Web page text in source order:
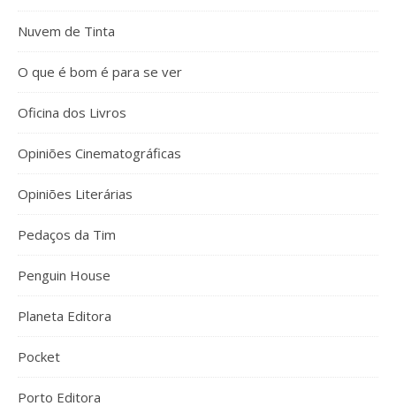
Nuvem de Tinta
O que é bom é para se ver
Oficina dos Livros
Opiniões Cinematográficas
Opiniões Literárias
Pedaços da Tim
Penguin House
Planeta Editora
Pocket
Porto Editora